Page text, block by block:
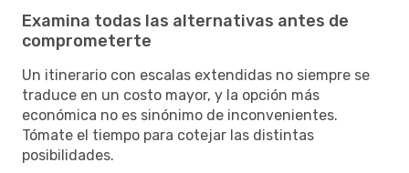
Examina todas las alternativas antes de
comprometerte
Un itinerario con escalas extendidas no siempre se
traduce en un costo mayor, y la opción más
económica no es sinónimo de inconvenientes.
Tómate el tiempo para cotejar las distintas
posibilidades.